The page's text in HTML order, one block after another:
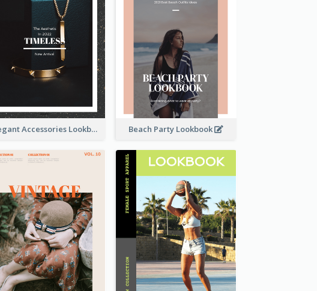
Elegant Accessories Lookbook Beach Party Lookbook